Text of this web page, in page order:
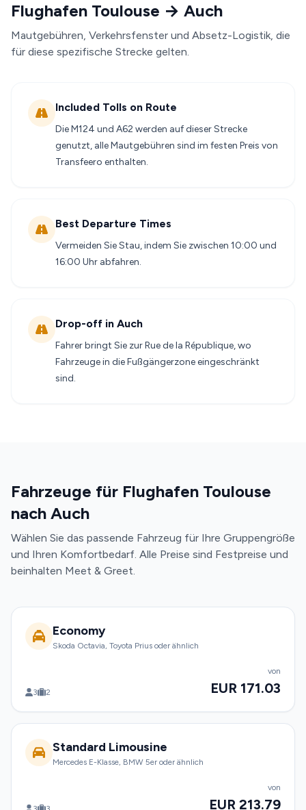
Flughafen Toulouse → Auch
Mautgebühren, Verkehrsfenster und Absetz-Logistik, die
für diese spezifische Strecke gelten.
Included Tolls on Route
Die M124 und A62 werden auf dieser Strecke
genutzt, alle Mautgebühren sind im festen Preis von
Transfeero enthalten.
Best Departure Times
Vermeiden Sie Stau, indem Sie zwischen 10:00 und
16:00 Uhr abfahren.
Drop-off in Auch
Fahrer bringt Sie zur Rue de la République, wo
Fahrzeuge in die Fußgängerzone eingeschränkt
sind.
Fahrzeuge für Flughafen Toulouse
nach Auch
Wählen Sie das passende Fahrzeug für Ihre Gruppengröße
und Ihren Komfortbedarf. Alle Preise sind Festpreise und
beinhalten Meet & Greet.
Economy
Skoda Octavia, Toyota Prius oder ähnlich
3 2
von
EUR 171.03
Standard Limousine
Mercedes E-Klasse, BMW 5er oder ähnlich
von
EUR 213.79